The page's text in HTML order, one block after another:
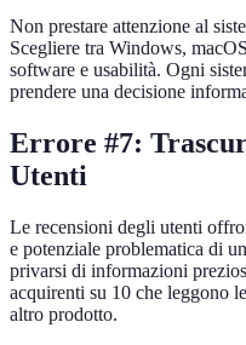
Non prestare attenzione al
Scegliere tra Windows,
software e usabilità. Ogni
prendere una decisione
Errore #7:
Utenti
Le recensioni degli utenti
e potenziale problematica di
privarsi di informazioni
acquirenti su 10 che leggono
altro prodotto.